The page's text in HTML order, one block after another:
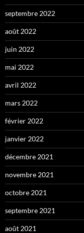
septembre 2022
août 2022
juin 2022
mai 2022
avril 2022
mars 2022
février 2022
janvier 2022
décembre 2021
novembre 2021
octobre 2021
septembre 2021
août 2021